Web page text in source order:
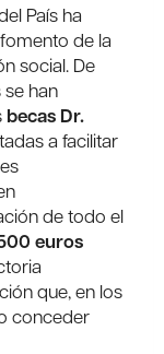
País ha
de la
social. De
han
becas Dr.
a facilitar
de todo el
euros
que, en los
conceder